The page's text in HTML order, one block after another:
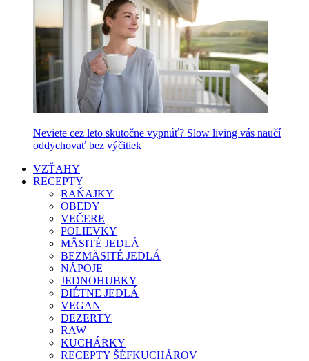
Neviete cez leto skutočne vypnúť? Slow living vás naučí
oddychovať bez výčitiek
VZŤAHY
RECEPTY
RAŇAJKY
OBEDY
VEČERE
POLIEVKY
MÄSITÉ JEDLÁ
BEZMÄSITÉ JEDLÁ
NÁPOJE
JEDNOHUBKY
DIÉTNE JEDLÁ
VEGAN
DEZERTY
RAW
KUCHÁRKY
RECEPTY ŠÉFKUCHÁROV